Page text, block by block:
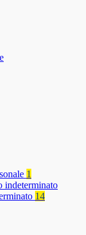
1
indeterminato
14